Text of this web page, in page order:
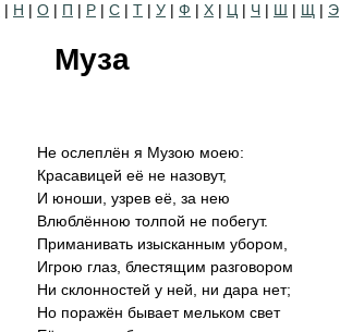
| Н | О | П | Р | С | Т | У | Ф | Х | Ц | Ч | Ш | Щ | Э
Муза
Не ослеплён я Музою моею:
Красавицей её не назовут,
И юноши, узрев её, за нею
Влюблённою толпой не побегут.
Приманивать изысканным убором,
Игрою глаз, блестящим разговором
Ни склонностей у ней, ни дара нет;
Но поражён бывает мельком свет